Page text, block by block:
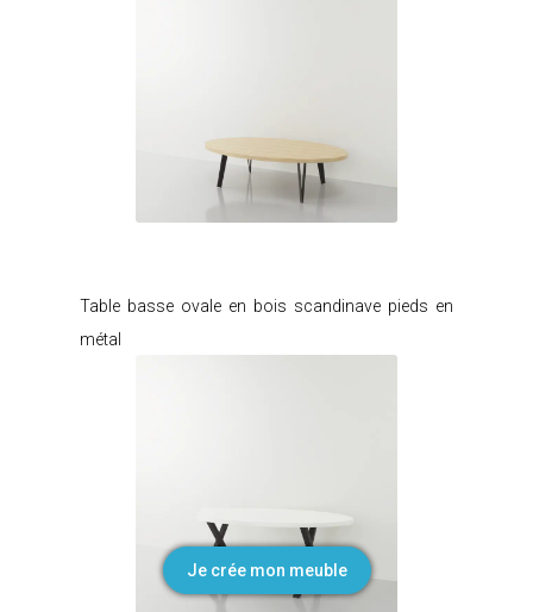
Table basse ovale en bois scandinave pieds en
métal
Je crée mon meuble